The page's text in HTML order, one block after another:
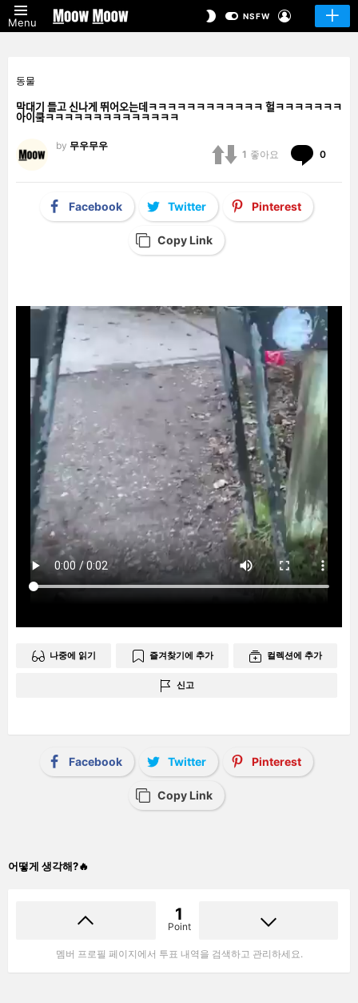
Menu
SWITCHNSFW
동물
막대기 들고 신나게 뛰어오는데ㅋㅋㅋㅋㅋㅋㅋㅋㅋㅋㅋㅋ 헐ㅋㅋㅋㅋㅋㅋㅋ
아이쿸ㅋㅋㅋㅋㅋㅋㅋㅋㅋㅋㅋㅋㅋㅋ
by 무우무우
1 좋아요 0
Facebook Twitter Pinterest
Copy Link
나중에 읽기 즐겨찾기에 추가 컬렉션에 추가
신고
Facebook Twitter Pinterest
Copy Link
어떻게 생각해?🔥
1
Point
멤버 프로필 페이지에서 투표 내역을 검색하고 관리하세요.